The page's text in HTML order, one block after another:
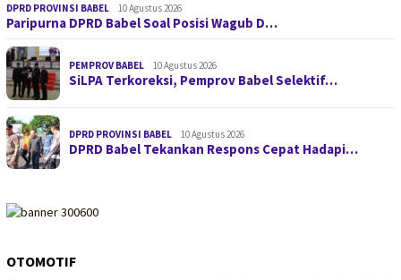
DPRD PROVINSI BABEL 10 Agustus 2026
Paripurna DPRD Babel Soal Posisi Wagub D…
PEMPROV BABEL 10 Agustus 2026
SiLPA Terkoreksi, Pemprov Babel Selektif…
DPRD PROVINSI BABEL 10 Agustus 2026
DPRD Babel Tekankan Respons Cepat Hadapi…
OTOMOTIF